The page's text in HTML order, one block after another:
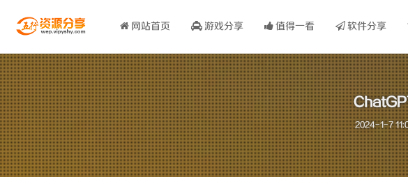
网站首页 游戏分享 值得一看 软件分享
2024-1-7